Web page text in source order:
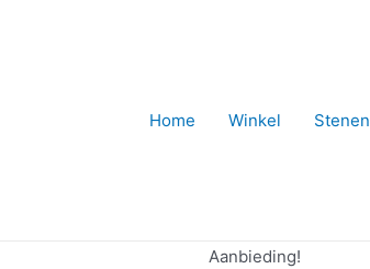
Home Winkel Stenen
Aanbieding!